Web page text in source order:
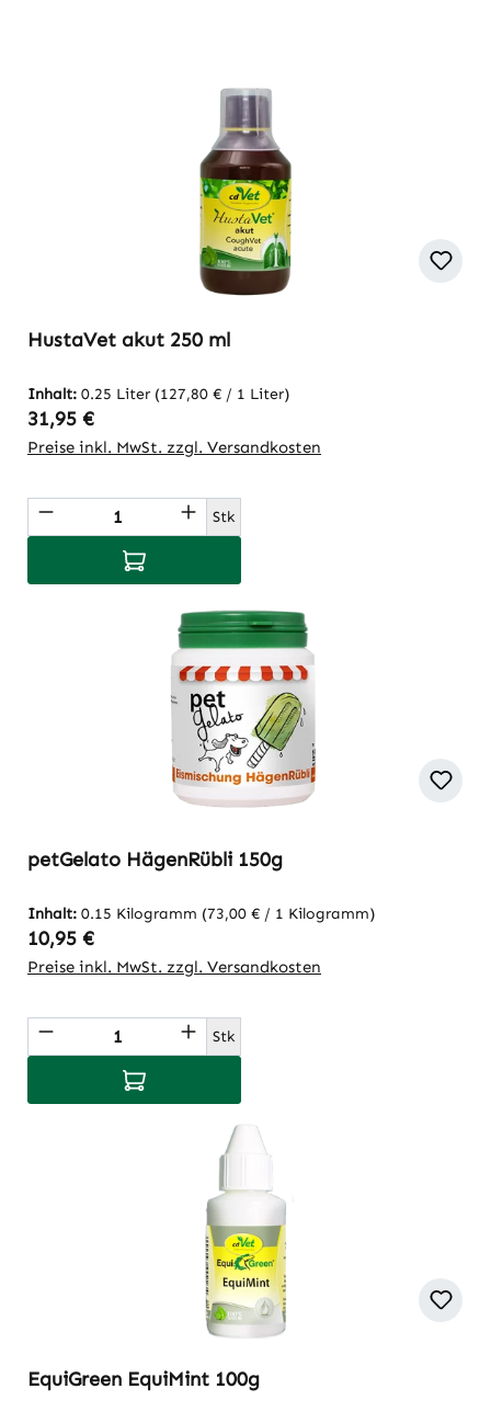
HustaVet akut 250 ml
Inhalt: 0.25 Liter (127,80 € / 1 Liter)
Regulärer Preis:
31,95 €
Preise inkl. MwSt. zzgl. Versandkosten
Produkt Anzahl: Gib den gewünschten
Stk
In den Warenkorb
petGelato HägenRübli 150g
Inhalt: 0.15 Kilogramm (73,00 € / 1 Kilogramm)
Regulärer Preis:
10,95 €
Preise inkl. MwSt. zzgl. Versandkosten
Produkt Anzahl: Gib den gewünschten
Stk
In den Warenkorb
EquiGreen EquiMint 100g